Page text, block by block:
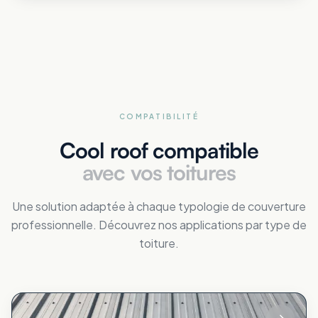
COMPATIBILITÉ
Cool roof compatible
avec vos toitures
Une solution adaptée à chaque typologie de couverture
professionnelle. Découvrez nos applications par type de
toiture.